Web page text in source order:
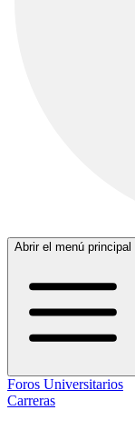
Abrir el menú principal
Foros Universitarios
Carreras